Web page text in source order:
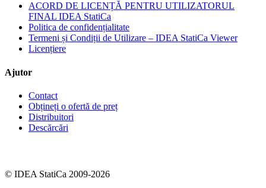
ACORD DE LICENȚĂ PENTRU UTILIZATORUL
FINAL IDEA StatiCa
Politica de confidențialitate
Termeni și Condiții de Utilizare – IDEA StatiCa Viewer
Licențiere
Ajutor
Contact
Obțineți o ofertă de preț
Distribuitori
Descărcări
© IDEA StatiCa 2009-2026